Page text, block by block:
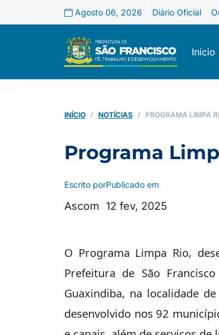
Agosto 06, 2026 Diário Oficial
Início
INÍCIO NOTÍCIAS PROGRAMA LIMPA
Programa
Escrito por
Ascom
Publicado em
12 fev, 2025
O Programa Limpa Rio,
Prefeitura de São
Guaxindiba, na localidade
desenvolvido nos 92